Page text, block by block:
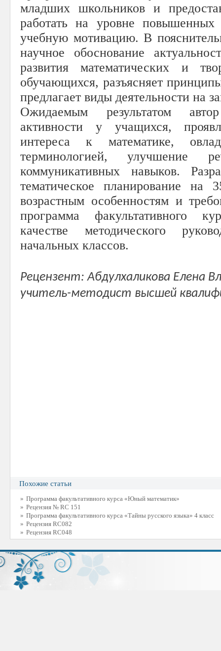
младших школьников и
работать на уровне повышенных
учебную мотивацию. В
научное обоснование
развития математических и
обучающихся, разъясняет
предлагает виды деятельности на
Ожидаемым результатом
активности у учащихся,
интереса к математике,
терминологией, улучшение
коммуникативных навыков.
тематическое планирование на
возрастным особенностям и
программа факультативного
качестве методического
начальных классов.
Рецензент: Абдулхаликова Елена
учитель-методист высшей
Похожие статьи
» Программа факультативного курса «Юный математик»
» Рецензия № RC 151
» Программа факультативного курса «Тайны русского языка» 4 класс
» Рецензия RC082
» Рецензия RC048